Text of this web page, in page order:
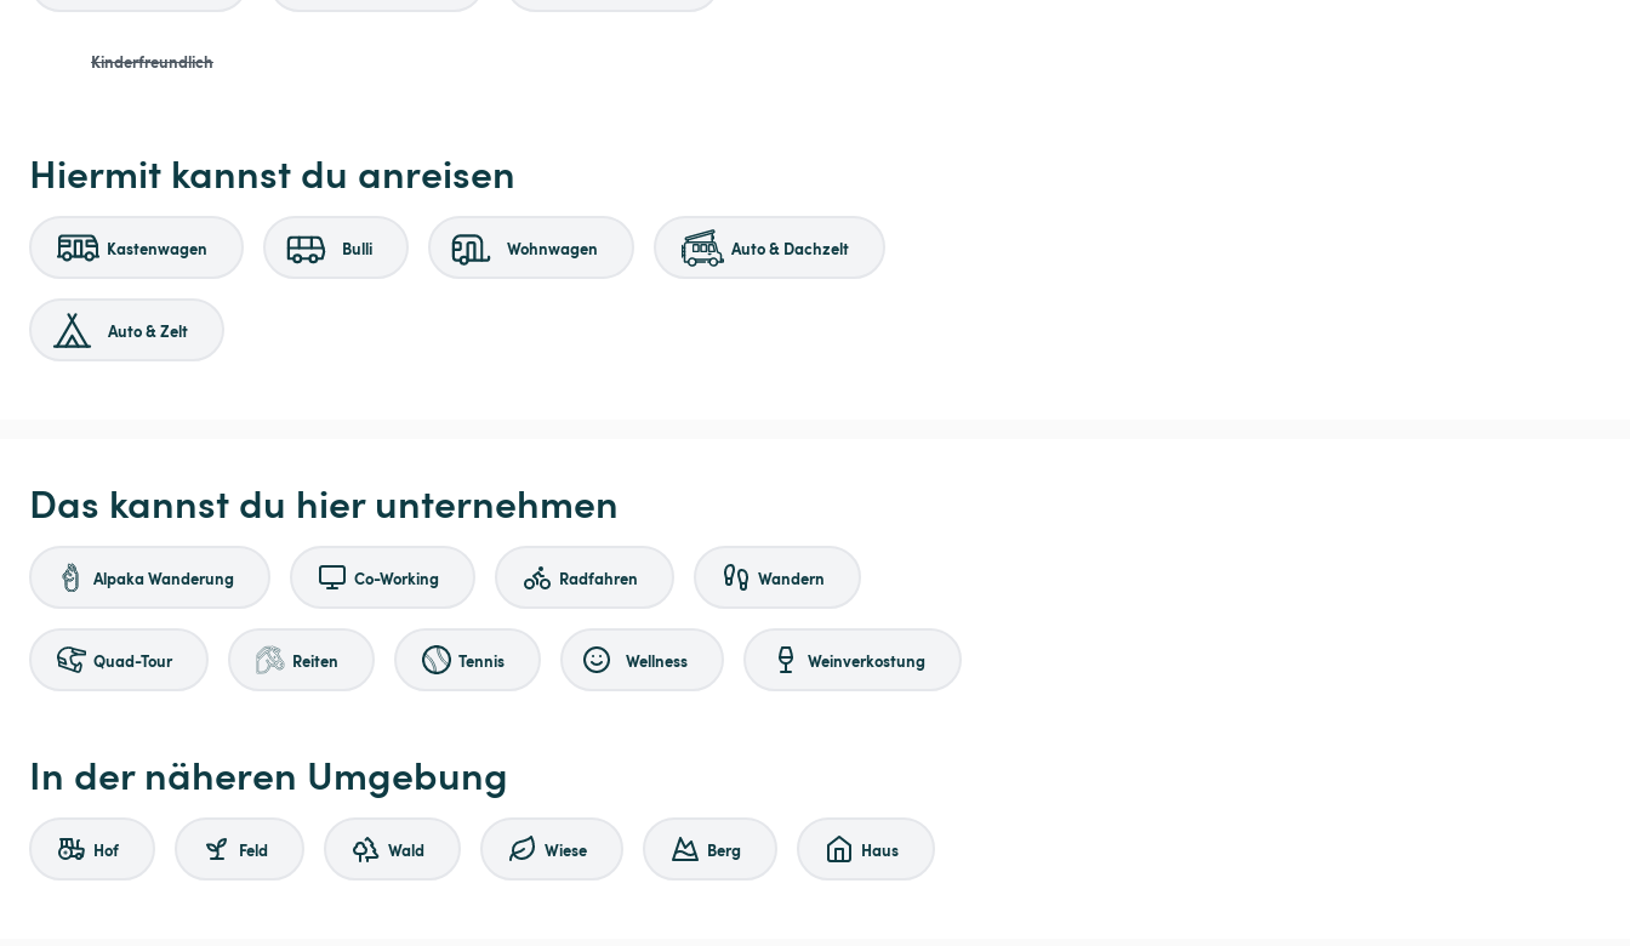
Kinderfreundlich
Hiermit kannst du anreisen
Kastenwagen Bulli Wohnwagen Auto & Dachzelt
Auto & Zelt
Das kannst du hier unternehmen
Alpaka Wanderung Co-Working Radfahren Wandern
Quad-Tour Reiten Tennis Wellness Weinverkostung
In der näheren Umgebung
Hof Feld Wald Wiese Berg Haus